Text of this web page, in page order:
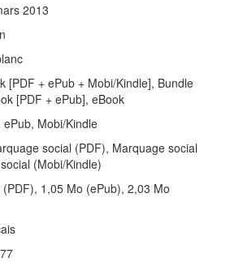
2013
[PDF + ePub + Mobi/Kindle], Bundle
[PDF + ePub], eBook
ePub, Mobi/Kindle
social (PDF), Marquage social
(Mobi/Kindle)
1,05 Mo (ePub), 2,03 Mo